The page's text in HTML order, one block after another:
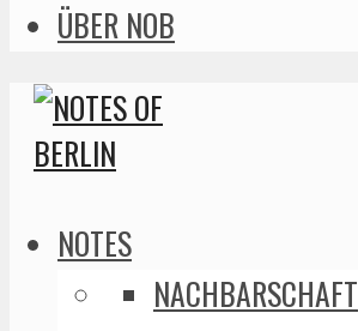
ÜBER NOB
NOTES
NACHBARSCHAFT